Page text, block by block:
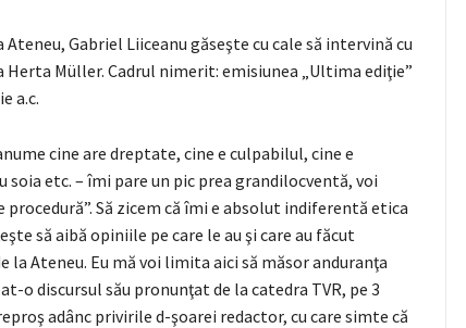
Gabriel Liiceanu găseşte cu cale să intervină cu
Müller. Cadrul nimerit: emisiunea „Ultima ediţie”
a.c.
cine are dreptate, cine e culpabilul, cine e
soia etc. – îmi pare un pic prea grandilocventă, voi
Să zicem că îmi e absolut indiferentă etica
să aibă opiniile pe care le au şi care au făcut
la Ateneu. Eu mă voi limita aici să măsor anduranţa
o discursul său pronunţat de la catedra TVR, pe 3
adânc privirile d-şoarei redactor, cu care simte că